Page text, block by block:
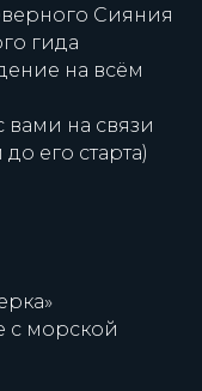
Сияния
гида
на всём
вами на связи
его старта)
с морской